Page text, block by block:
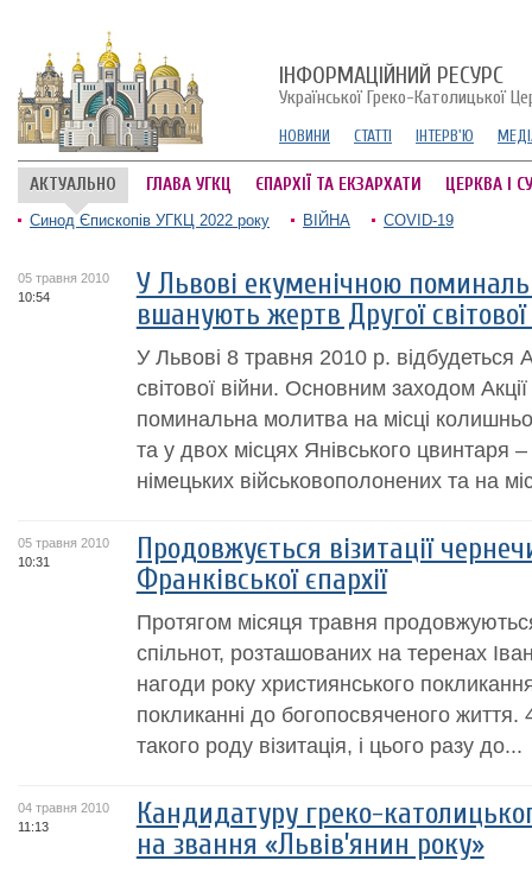
ІНФОРМАЦІЙНИЙ РЕСУРС
Української Греко-Католицької
НОВИНИ СТАТТІ ІНТЕРВ'Ю
АКТУАЛЬНО ГЛАВА УГКЦ ЄПАРХІЇ ТА ЕКЗАРХАТИ ЦЕРКВА І
Синод Єпископів УГКЦ 2022 року ВІЙНА COVID-19
05 травня 2010
10:54
У Львові екуменічною
вшанують жертв Другої
У Львові 8 травня 2010 р. відбудеться
світової війни. Основним заходом Акції
поминальна молитва на місці
та у двох місцях Янівського цвинтаря
німецьких військовополонених та на
05 травня 2010
10:31
Продовжується візитації
Франківської єпархії
Протягом місяця травня продовжуються
спільнот, розташованих на теренах
нагоди року християнського
покликанні до богопосвяченого
такого роду візитація, і цього разу до...
04 травня 2010
11:13
Кандидатуру греко-
на звання «Львів’янин року»